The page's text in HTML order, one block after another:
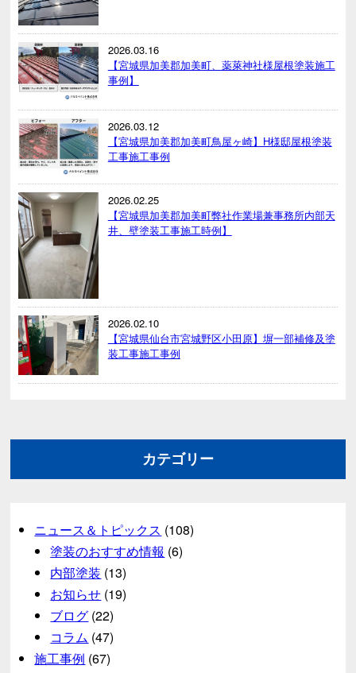
2026.03.16
【宮城県加美郡加美町、薬萊神社様屋根塗装施工
事例】
2026.03.12
【宮城県加美郡加美町鳥屋ヶ崎】H様邸屋根塗装
工事施工事例
2026.02.25
【宮城県加美郡加美町弊社作業場兼事務所内部天
井、壁塗装工事施工時例】
2026.02.10
【宮城県仙台市宮城野区小田原】塀一部補修及塗
装工事施工事例
カテゴリー
ニュース＆トピックス (108)
塗装のおすすめ情報 (6)
内部塗装 (13)
お知らせ (19)
ブログ (22)
コラム (47)
施工事例 (67)